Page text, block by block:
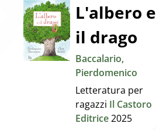
Dettaglio
del
documento
L'albero e
il drago
Baccalario,
Pierdomenico
Letteratura per
ragazzi Il Castoro
Editrice2025